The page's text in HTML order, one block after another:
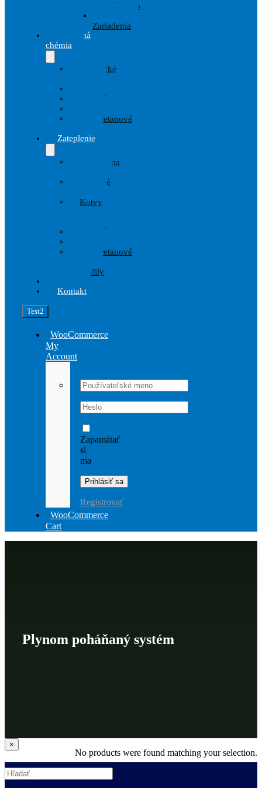
prislušenstvo
Zariadenia
Stavebná
chémia
Chemické
Hydroizolácie
Penetrácie
Polyuretanové
Zateplenie
Armovacia
Izolačné
Kotvy
Hmoždinky
Lepidlá
Polyuretanové
Profily
Kontakt
Test2
WooCommerce
My
Account
Username:
Password:
Zapamätať
si
ma
Registrovať
WooCommerce
Cart
Plynom poháňaný systém
No products were found matching your selection.
Zatvoriť
rýchle
zobrazenie
produktu
×